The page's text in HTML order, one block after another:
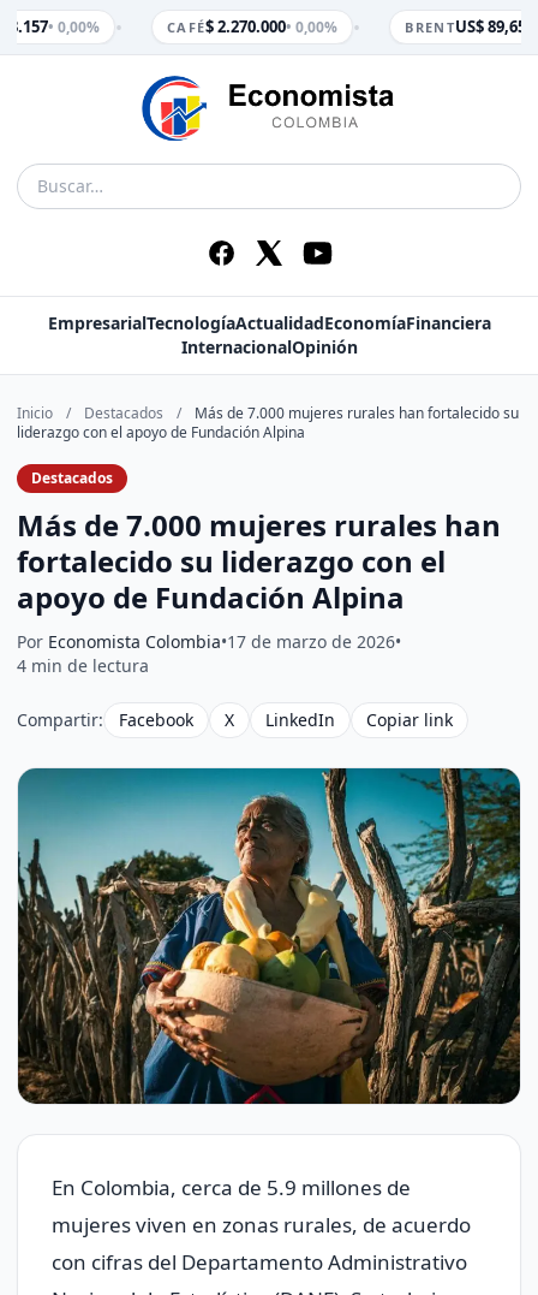
• 0,00% CAFÉ$ 2.270.000• 0,00% BRENT US$ 89,65•
EmpresarialTecnologíaActualidadEconomíaFinanciera
InternacionalOpinión
Inicio / Destacados /
Más de 7.000 mujeres rurales han fortalecido su
liderazgo con el apoyo de Fundación Alpina
Destacados
Más de 7.000 mujeres rurales han
fortalecido su liderazgo con el
apoyo de Fundación Alpina
Por Economista Colombia•17 de marzo de 2026•
4 min de lectura
Compartir: Facebook X LinkedIn Copiar link
En Colombia, cerca de 5.9 millones de
mujeres viven en zonas rurales, de acuerdo
con cifras del Departamento Administrativo